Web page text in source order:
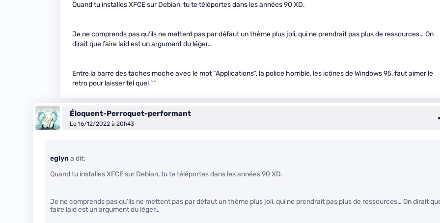
Quand tu installes XFCE sur Debian, tu te téléportes dans les années 90 XD.
Je ne comprends pas qu’ils ne mettent pas par défaut un thème plus joli, qui ne prendrait pas plus de ressources… On
dirait que faire laid est un argument du léger…
Entre la barre des taches moche avec le mot “Applications”, la police horrible, les icônes de Windows 95, faut aimer le
retro pour laisser tel quel ^^
Éloquent-Perroquet-performant
Le 16/12/2022 à 20h43
eglyn a dit:
Quand tu installes XFCE sur Debian, tu te téléportes dans les années 90 XD.
Je ne comprends pas qu’ils ne mettent pas par défaut un thème plus joli, qui ne prendrait pas plus de ressources… On dirait
faire laid est un argument du léger…